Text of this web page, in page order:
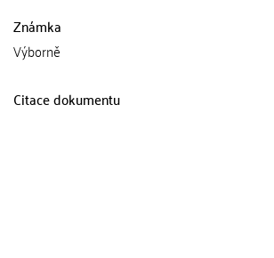
Známka
Výborně
Citace dokumentu